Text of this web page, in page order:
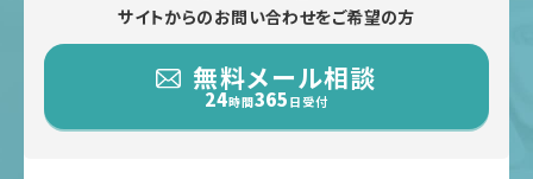
サイトからのお問い合わせをご希望の方
無料メール相談
24時間365 日受付